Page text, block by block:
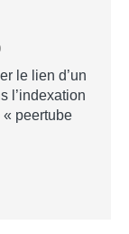
le lien d’un
l’indexation
peertube